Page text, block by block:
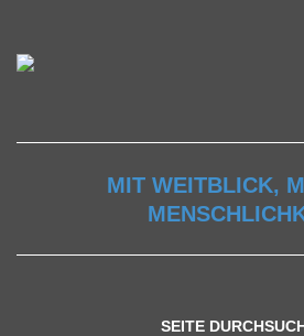
MIT WEITBLICK,
SEITE